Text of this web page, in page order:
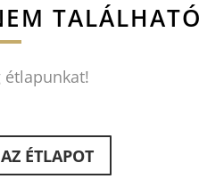
étlapunkat!
ÉTLAPOT